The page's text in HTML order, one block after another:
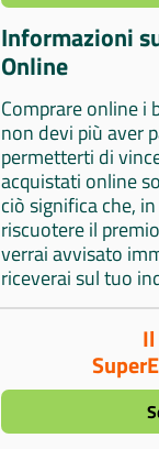
Informazioni
Online
Comprare online i
non devi più aver
permetterti di
acquistati online
ciò significa che,
riscuotere il
verrai avvisato
riceverai sul tuo